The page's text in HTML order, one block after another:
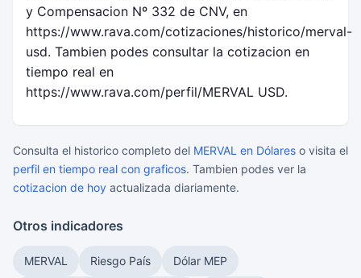
y Compensacion Nº 332 de CNV, en
https://www.rava.com/cotizaciones/historico/merval-
usd. Tambien podes consultar la cotizacion en
tiempo real en
https://www.rava.com/perfil/MERVAL USD.
Consulta el historico completo del MERVAL en Dólares o visita el
perfil en tiempo real con graficos. Tambien podes ver la
cotizacion de hoy actualizada diariamente.
Otros indicadores
MERVAL Riesgo País Dólar MEP